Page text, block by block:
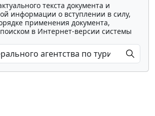
текста документа и
информации о вступлении в силу,
применения документа,
поиском в Интернет-версии системы